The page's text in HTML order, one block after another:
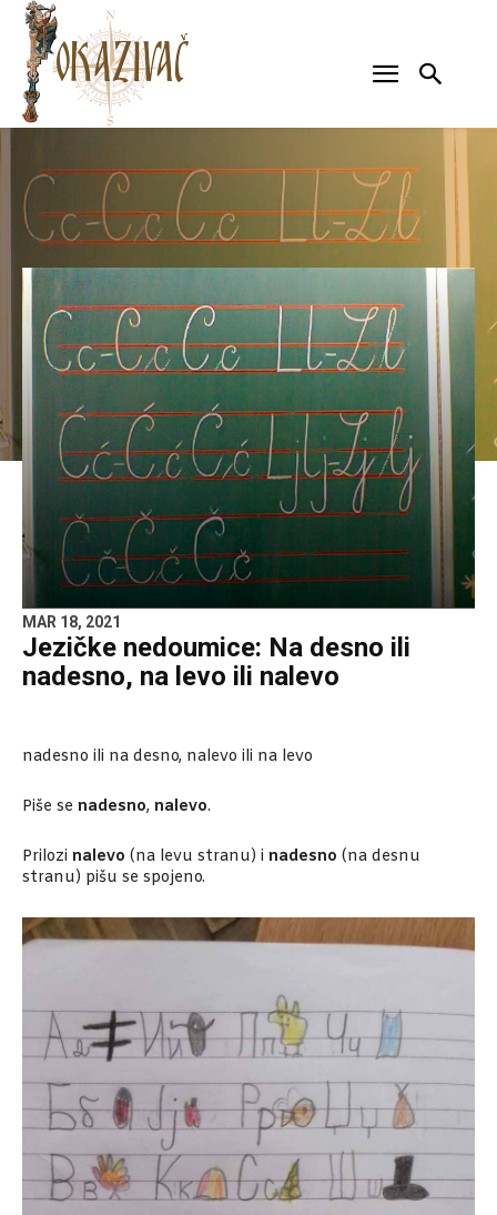
MAR 18, 2021
Jezičke nedoumice: Na desno ili
nadesno, na levo ili nalevo
nadesno ili na desno, nalevo ili na levo
Piše se nadesno, nalevo.
Prilozi nalevo (na levu stranu) i nadesno (na desnu
stranu) pišu se spojeno.